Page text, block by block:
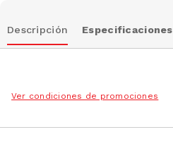
Descripción Especificaciones
Ver condiciones de promociones